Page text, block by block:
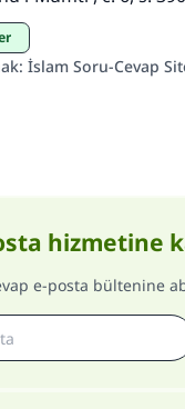
: İslam Soru-Cevap
hizmetine
e-posta bültenine